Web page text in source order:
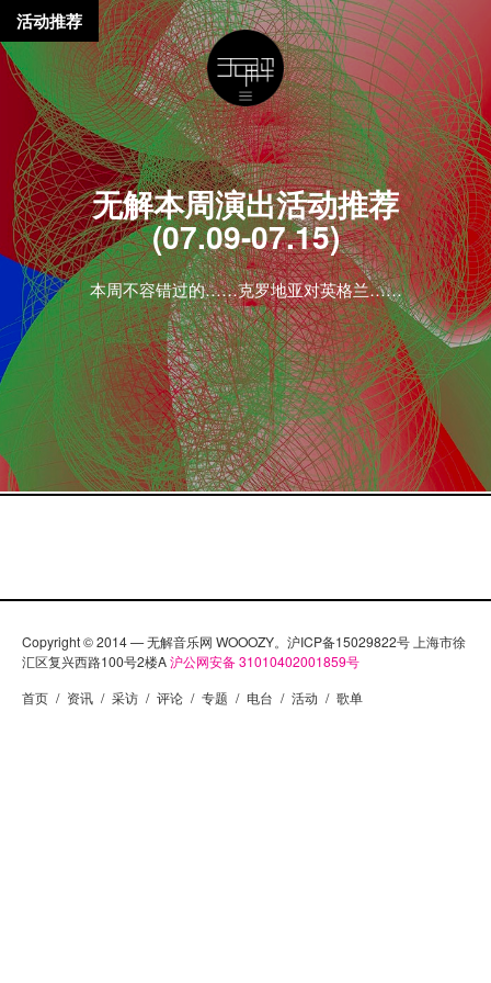
无解本周演出活动推荐
(07.09-07.15)
本周不容错过的……克罗地亚对英格兰……
活动推荐
Copyright © 2014 — 无解音乐网 WOOOZY。沪ICP备15029822号 上海市徐
汇区复兴西路100号2楼A沪公网安备 31010402001859号
首页 / 资讯 / 采访 / 评论 / 专题 / 电台 / 活动 / 歌单